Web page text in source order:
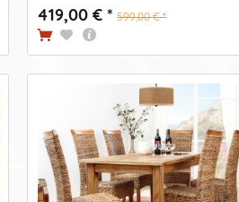
419,00 € * 599,00 € *